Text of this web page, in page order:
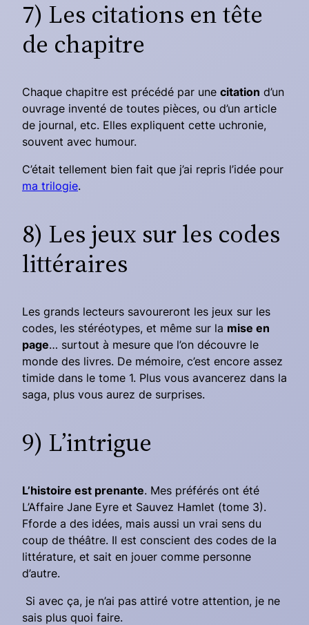
7) Les citations en tête
de chapitre
Chaque chapitre est précédé par une citation d’un
ouvrage inventé de toutes pièces, ou d’un article
de journal, etc. Elles expliquent cette uchronie,
souvent avec humour.
C’était tellement bien fait que j’ai repris l’idée pour
ma trilogie.
8) Les jeux sur les codes
littéraires
Les grands lecteurs savoureront les jeux sur les
codes, les stéréotypes, et même sur la mise en
page… surtout à mesure que l’on découvre le
monde des livres. De mémoire, c’est encore assez
timide dans le tome 1. Plus vous avancerez dans la
saga, plus vous aurez de surprises.
9) L’intrigue
L’histoire est prenante. Mes préférés ont été
L’Affaire Jane Eyre et Sauvez Hamlet (tome 3).
Fforde a des idées, mais aussi un vrai sens du
coup de théâtre. Il est conscient des codes de la
littérature, et sait en jouer comme personne
d’autre.
Si avec ça, je n’ai pas attiré votre attention, je ne
sais plus quoi faire.